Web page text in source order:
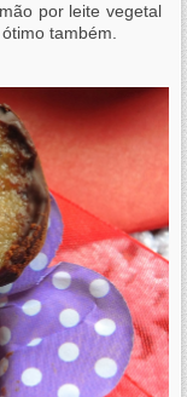
por leite vegetal
também.